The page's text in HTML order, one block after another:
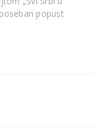
popust